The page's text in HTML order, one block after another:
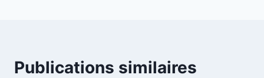
Publications similaires